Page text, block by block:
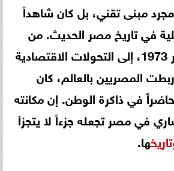
مبنى تقني، بل كان شاهداً
في تاريخ مصر الحديث. من
بيانات حرب أكتوبر 1973، إلى التحولات الاقتصادية
المصريين بالعالم، كان
في ذاكرة الوطن. إن مكانته
في مصر تجعله جزءاً لا يتجزأ
ها.